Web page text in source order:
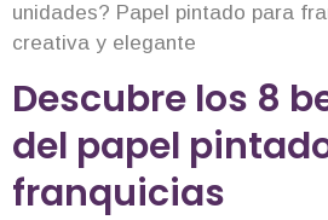
unidades? Papel pintado para
creativa y elegante
Descubre los 8
del papel
franquicias